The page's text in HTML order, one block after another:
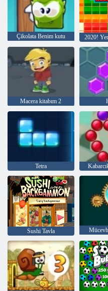
Çikolata Benim kutu
Macera kitabım 2
Tetra
Sushi Tavla